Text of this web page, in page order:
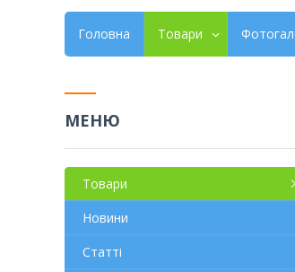
Головна Товари
Товари
Новини
Статті